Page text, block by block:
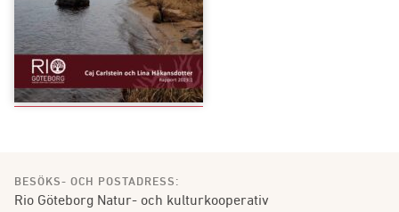
BESÖKS- OCH POSTADRESS:
Rio Göteborg Natur- och kulturkooperativ